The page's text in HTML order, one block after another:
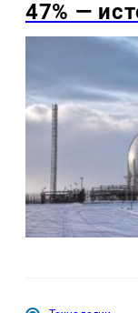
47% —